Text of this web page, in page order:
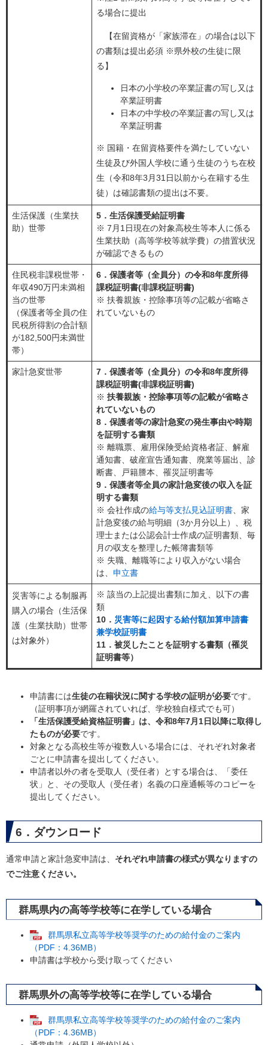
る場合に提出
【在留資格が「家族滞在」の場合は以下
の書類は提出必須 ※県外校の生徒に限
る】
​日本の小学校の卒業証書の写し又は
卒業証明書
日本の中学校の卒業証書の写し又は
卒業証明書
※ 国籍・在留資格要件を満たしていない
生徒及び外国人学校に通う生徒のうち在校
生（令和8年3月31日以前から在籍する生
徒）は確認書類の提出は不要。
生活保護（生業扶
助）世帯
5．生活保護受給証明書
※ 7月1日現在の対象高校生等本人に係る
生業扶助（高等学校等就学費）の措置状況
が確認できるもの
住民税非課税世帯・
年収490万円未満相
当の世帯
（保護者等全員の住
民税所得割の合計額
が182,500円未満世
帯）
6．保護者等（全員分）の令和8年度所得
課税証明書(非課税証明書)
※ 扶養親族・控除事項等の記載が省略さ
れていないもの
家計急変世帯
7．保護者等（全員分）の令和8年度所得
課税証明書(非課税証明書)
※ 扶養親族・控除事項等の記載が省略さ
れていないもの
8．保護者等の家計急変の発生事由や時期
を証明する書類
※ 離職票、雇用保険受給資格者証、解雇
通知書、破産宣告通知書、廃業等届出、診
断書、戸籍謄本、罹災証明書等
9．保護者等全員の家計急変後の収入を証
明する書類
※ 会社作成の給与等支払見込証明書 、家
計急変後の給与明細（3か月分以上）、税
理士または公認会計士作成の証明書類、毎
月の収支を整理した帳簿書類等
※ 失職、離職等により収入がない場合
は、 申立書
災害等による制服再
購入の場合（生活保
護（生業扶助）世帯
は対象外）
※ 該当の上記提出書類に加え、以下の書
類
10． 災害等に起因する給付額加算申請書
兼学校証明書
11．被災したことを証明する書類（罹災
証明書等）
申請書には生徒の在籍状況に関する学校の証明が必要です。
（証明事項が網羅されていれば、学校独自様式でも可）
「生活保護受給資格証明書」は、令和8年7月1日以降に取得し
たものが必要です。
対象となる高校生等が複数人いる場合には、それぞれ対象者
ごとに申請書を提出してください。
申請者以外の者を受取人（受任者）とする場合は、「委任
状」と、その受取人（受任者）名義の口座通帳等のコピーを
提出してください。
6．ダウンロード
通常申請と家計急変申請は、 それぞれ申請書の様式が異なりますの
でご注意ください。
群馬県内の高等学校等に在学している場合
群馬県私立高等学校等奨学のための給付金のご案内
（PDF：4.36MB）
申請書は学校から受け取ってください
群馬県外の高等学校等に在学している場合
群馬県私立高等学校等奨学のための給付金のご案内
（PDF：4.36MB）